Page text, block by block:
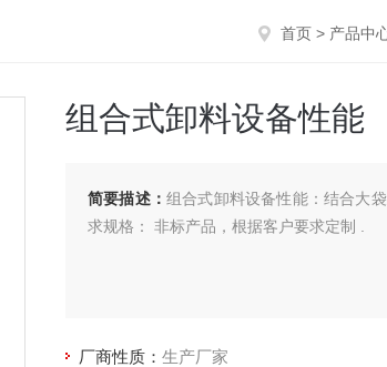
首页 > 产品中
组合式卸料设备性能
简要描述： 组合式卸料设备性能：结合大
求规格： 非标产品，根据客户要求定制 .
厂商性质： 生产厂家